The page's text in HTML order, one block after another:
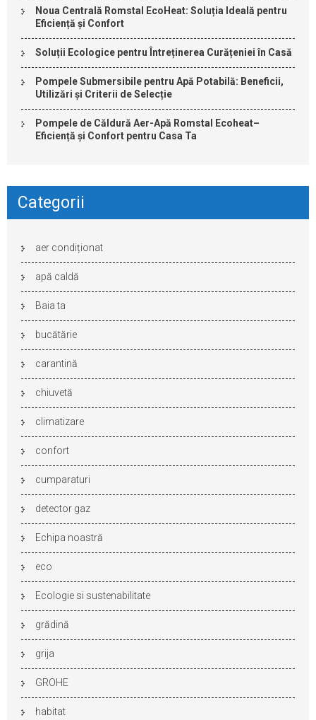
Noua Centrală Romstal EcoHeat: Soluția Ideală pentru
Eficiență și Confort
Soluții Ecologice pentru Întreținerea Curățeniei în Casă
Pompele Submersibile pentru Apă Potabilă: Beneficii,
Utilizări și Criterii de Selecție
Pompele de Căldură Aer-Apă Romstal Ecoheat–
Eficiență și Confort pentru Casa Ta
Categorii
aer condiționat
apă caldă
Baia ta
bucătărie
carantină
chiuvetă
climatizare
confort
cumparaturi
detector gaz
Echipa noastră
eco
Ecologie si sustenabilitate
grădină
grija
GROHE
habitat